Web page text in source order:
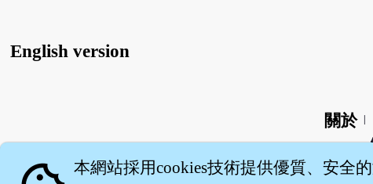
English version
關於
本網站採用cookies技術提供優質、安全